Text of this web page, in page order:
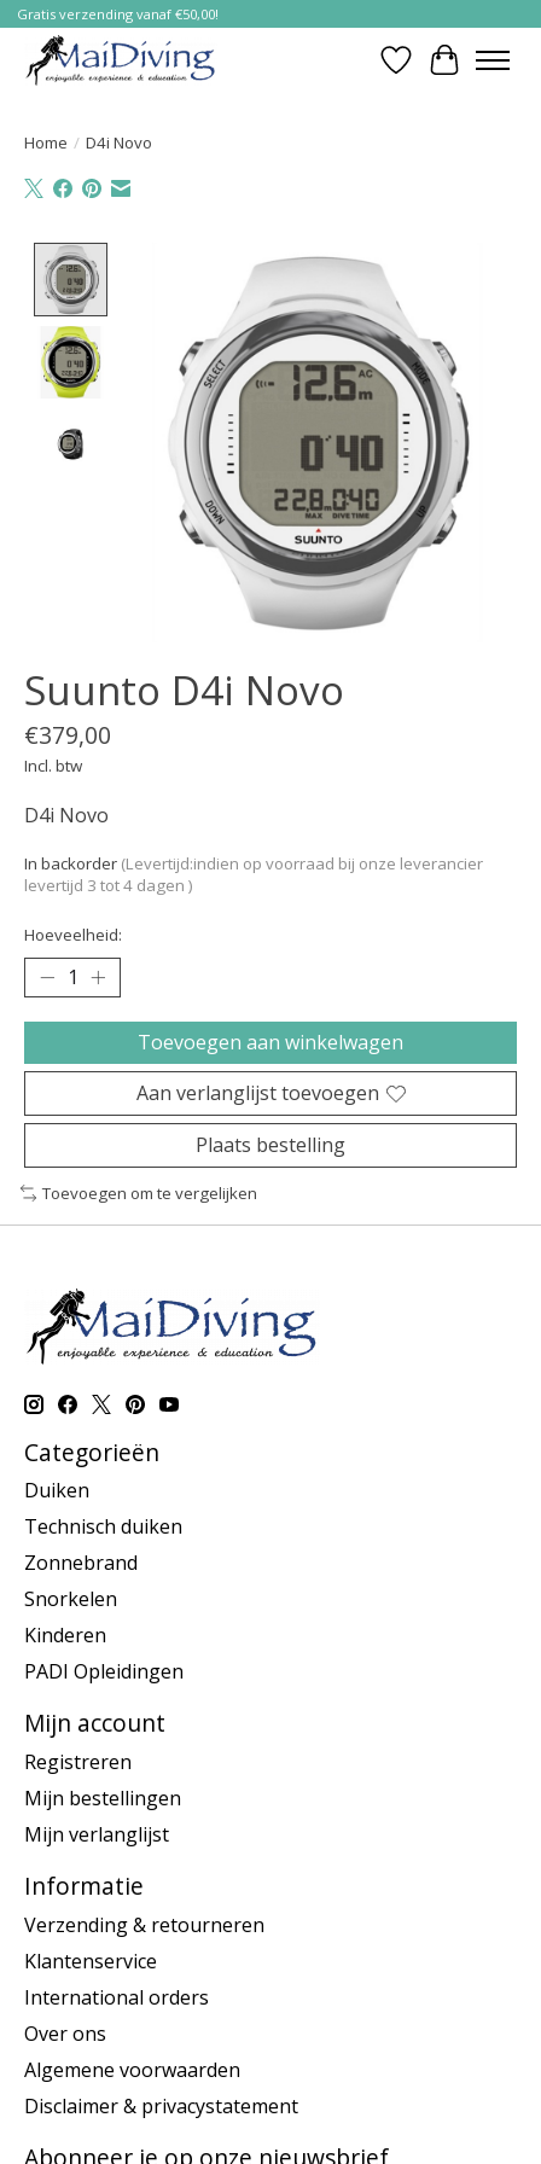
Gratis verzending vanaf €50,00!
Verlanglijst
Home / D4i Novo
Product image slideshow Items
Suunto D4i Novo
€379,00
Incl. btw
D4i Novo
In backorder (Levertijd:indien op voorraad bij onze leverancier
levertijd 3 tot 4 dagen )
Hoeveelheid:
Toevoegen aan winkelwagen
Aan verlanglijst toevoegen
Plaats bestelling
Toevoegen om te vergelijken
Categorieën
Duiken
Technisch duiken
Zonnebrand
Snorkelen
Kinderen
PADI Opleidingen
Mijn account
Registreren
Mijn bestellingen
Mijn verlanglijst
Informatie
Verzending & retourneren
Klantenservice
International orders
Over ons
Algemene voorwaarden
Disclaimer & privacystatement
Abonneer je op onze nieuwsbrief